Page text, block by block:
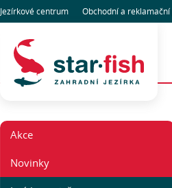
Jezírkové centrum Obchodnía reklamační
Akce
Novinky